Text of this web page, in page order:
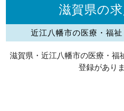
滋賀県の
近江八幡市の医療・福
滋賀県・近江八幡市の医療・福
登録がありま